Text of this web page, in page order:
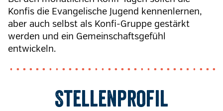
Konfis die Evangelische Jugend kennenlernen,
aber auch selbst als Konfi-Gruppe gestärkt
werden und ein Gemeinschaftsgefühl
entwickeln.
Stellenprofil